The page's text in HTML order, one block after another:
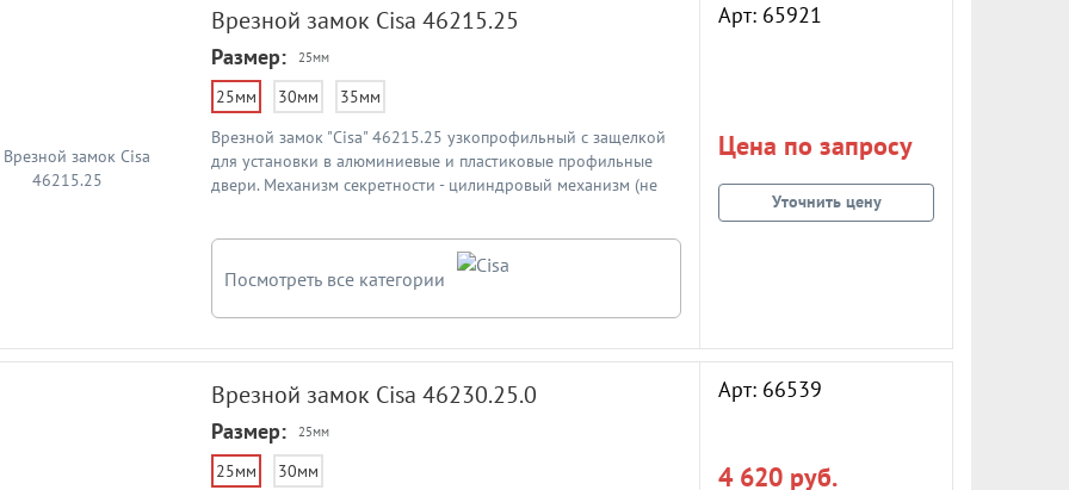
Врезной замок Cisa 46215.25
Размер: 25мм
25мм 30мм
35мм
Врезной замок "Cisa" 46215.25 узкопрофильный с защелкой
для установки в алюминиевые и пластиковые профильные
двери. Механизм секретности - цилиндровый механизм (не
реверсивный (универсальный) - направление защелки
меняется путем перестановки. Защелка срабатывает на
ригель, который выдвигается при одном повороте
сталь. Схема врезного замка в подробнее о товаре
Посмотреть все категории
Арт: 65921
Цена по запросу
Уточнить цену
Врезной замок Cisa 46230.25.0
Размер: 25мм
25мм 30мм
Арт: 66539
4 620 руб.